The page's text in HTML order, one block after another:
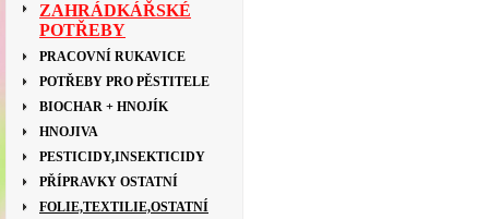
ZAHRÁDKÁŘSKÉ
POTŘEBY
PRACOVNÍ RUKAVICE
POTŘEBY PRO PĚSTITELE
BIOCHAR + HNOJÍK
HNOJIVA
PESTICIDY,INSEKTICIDY
PŘÍPRAVKY OSTATNÍ
FOLIE,TEXTILIE,OSTATNÍ